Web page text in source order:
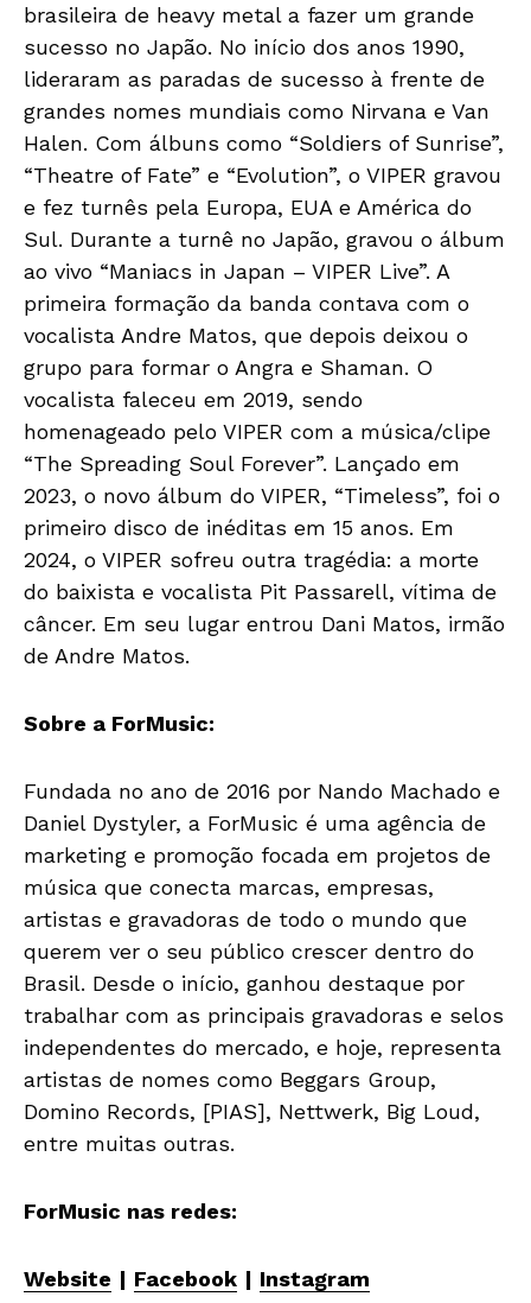
brasileira de heavy metal a fazer um grande
sucesso no Japão. No início dos anos 1990,
lideraram as paradas de sucesso à frente de
grandes nomes mundiais como Nirvana e Van
Halen. Com álbuns como “Soldiers of Sunrise”,
“Theatre of Fate” e “Evolution”, o VIPER gravou
e fez turnês pela Europa, EUA e América do
Sul. Durante a turnê no Japão, gravou o álbum
ao vivo “Maniacs in Japan – VIPER Live”. A
primeira formação da banda contava com o
vocalista Andre Matos, que depois deixou o
grupo para formar o Angra e Shaman. O
vocalista faleceu em 2019, sendo
homenageado pelo VIPER com a música/clipe
“The Spreading Soul Forever”. Lançado em
2023, o novo álbum do VIPER, “Timeless”, foi o
primeiro disco de inéditas em 15 anos. Em
2024, o VIPER sofreu outra tragédia: a morte
do baixista e vocalista Pit Passarell, vítima de
câncer. Em seu lugar entrou Dani Matos, irmão
de Andre Matos.
Sobre a ForMusic:
Fundada no ano de 2016 por Nando Machado e
Daniel Dystyler, a ForMusic é uma agência de
marketing e promoção focada em projetos de
música que conecta marcas, empresas,
artistas e gravadoras de todo o mundo que
querem ver o seu público crescer dentro do
Brasil. Desde o início, ganhou destaque por
trabalhar com as principais gravadoras e selos
independentes do mercado, e hoje, representa
artistas de nomes como Beggars Group,
Domino Records, [PIAS], Nettwerk, Big Loud,
entre muitas outras.
ForMusic nas redes:
Website | Facebook | Instagram